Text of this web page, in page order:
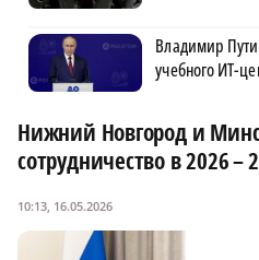
Владимир
учебного ИТ-
Нижний Новгород и
сотрудничество в 2026 –
10:13, 16.05.2026